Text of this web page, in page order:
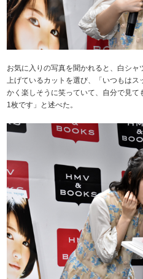
お気に入りの写真を聞かれると、白シ
上げているカットを選び、「いつもは
かく楽しそうに笑っていて、自分で見
1枚です」と述べた。